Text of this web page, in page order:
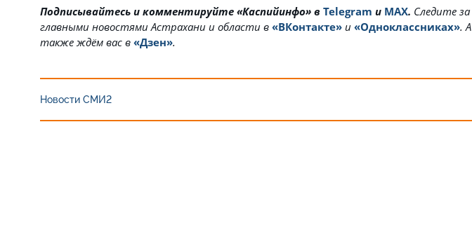
Подписывайтесь и комментируйте «Каспийинфо» в Telegram и MAX. Cледите за
главными новостями Астрахани и области в «ВКонтакте» и «Одноклассниках». А
также ждём вас в «Дзен».
Новости СМИ2